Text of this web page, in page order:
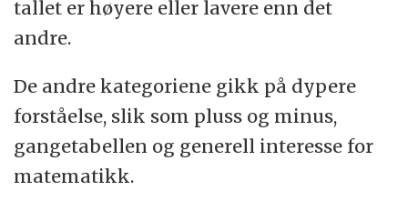
tallet er høyere eller lavere enn det
andre.
De andre kategoriene gikk på dypere
forståelse, slik som pluss og minus,
gangetabellen og generell interesse for
matematikk.